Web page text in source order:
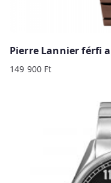
Pierre Lannier férfi
149 900 Ft